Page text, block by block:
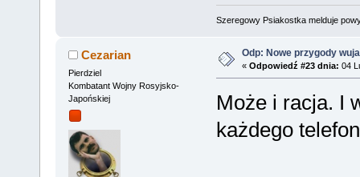
Szeregowy Psiakostka melduje
Cezarian
Pierdziel
Kombatant Wojny Rosyjsko-
Japońskiej
Odp: Nowe przygody
« Odpowiedź #23 dnia: 04
Może i racja. I
każdego